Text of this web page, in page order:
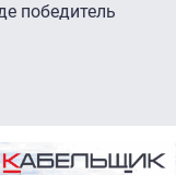
победитель